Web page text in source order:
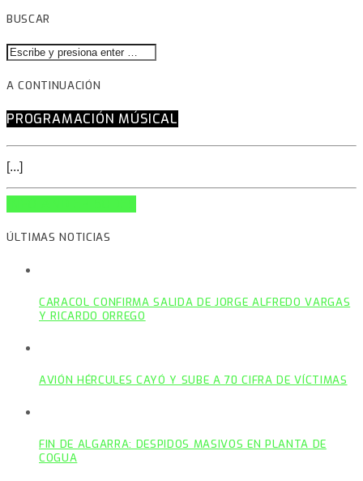
BUSCAR
A CONTINUACIÓN
PROGRAMACIÓN MÚSICAL
[...]
ÚLTIMAS NOTICIAS
CARACOL CONFIRMA SALIDA DE JORGE ALFREDO VARGAS
Y RICARDO ORREGO
AVIÓN HÉRCULES CAYÓ Y SUBE A 70 CIFRA DE VÍCTIMAS
FIN DE ALGARRA: DESPIDOS MASIVOS EN PLANTA DE
COGUA